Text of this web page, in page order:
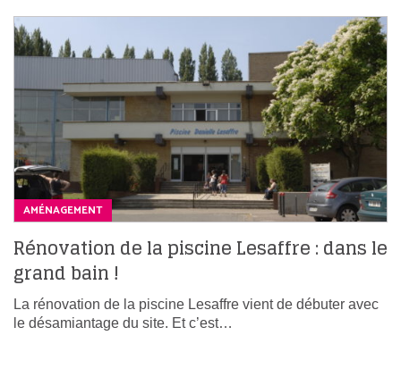
AMÉNAGEMENT
Rénovation de la piscine Lesaffre : dans le
grand bain !
La rénovation de la piscine Lesaffre vient de débuter avec
le désamiantage du site. Et c’est…